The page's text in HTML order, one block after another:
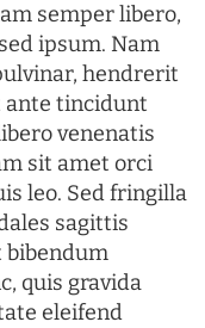
semper libero,
ipsum. Nam
hendrerit
ante tincidunt
venenatis
sit amet orci
leo. Sed fringilla
sagittis
bibendum
quis gravida
eleifend